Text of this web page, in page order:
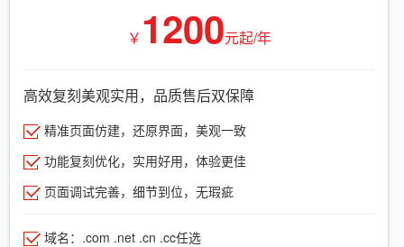
￥ 1200元起/年
高效复刻美观实用，品质售后双保障
精准页面仿建，还原界面，美观一致
功能复刻优化，实用好用，体验更佳
页面调试完善，细节到位，无瑕疵
域名：.com .net .cn .cc任选